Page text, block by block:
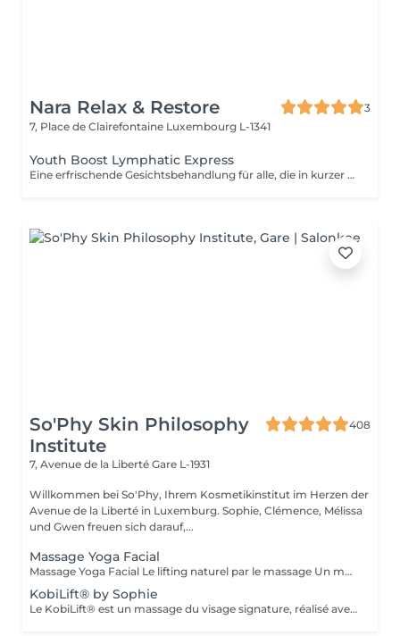
Nara Relax & Restore
3
7, Place de Clairefontaine Luxembourg L-1341
Youth Boost Lymphatic Express
Eine erfrischende Gesichtsbehandlung für alle, die in kurzer Zeit sichtbare Ergebnisse erzielen möchten. Reinigung, Peeling und gezielte Pflege sorgen für ein frisches, strahlendes und gepflegtes Hautbild. Auf Wunsch kann eine sanfte lymphatische Gesichtsdrainage integriert werden.
So'Phy Skin Philosophy
Institute
408
7, Avenue de la Liberté Gare L-1931
Willkommen bei So'Phy, Ihrem Kosmetikinstitut im Herzen der
Avenue de la Liberté in Luxemburg. Sophie, Clémence, Mélissa
und Gwen freuen sich darauf,...
Massage Yoga Facial
Massage Yoga Facial Le lifting naturel par le massage Un massage du visage dynamique et profond qui stimule les muscles et relance les circulations pour redessiner les contours du visage. Grâce à des manuvres expertes et à l'utilisation d'outils spécifiques comme le Gua Sha et les Mushrooms, ce soin agit à la fois sur la tonicité de la peau et la détente des tensions faciales. Il permet de lisser les traits, d'illuminer le teint et de révéler un visage plus reposé et naturellement sculpté. Un soin idéal pour celles et ceux qui recherchent un effet visible, tout en profitant d'un moment de relâchement profond. Comme chaque soin chez So'Phy, le massage est adapté en fonction des besoins de votre peau et des tensions observées.
KobiLift® by Sophie
Le KobiLift® est un massage du visage signature, réalisé avec une gestuelle précise et rythmée visant à stimuler les muscles, relancer les circulations et libérer les tensions. Il agit en profondeur pour redessiner les contours du visage, lisser les traits et raviver l'éclat de la peau, tout en procurant un effet liftant naturel. Le KobiLift est proposé seul, pour un effet immédiat, ou intégré dans un soin du visage complet afin d'en renforcer les résultats et d'améliorer la qualité de la peau. À la fois tonique et relaxant, ce soin offre un véritable moment de lâcher-prise tout en apportant des résultats visibles. Idéal pour celles et ceux qui recherchent un visage plus lisse, plus lumineux et naturellement raffermi.